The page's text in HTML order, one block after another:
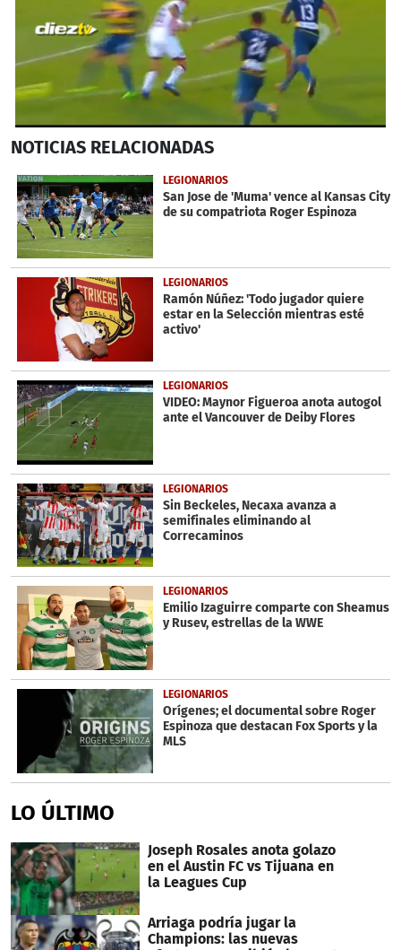
seconds
43
seconds
NOTICIAS RELACIONADAS
LEGIONARIOS
San Jose de 'Muma' vence al Kansas City
de su compatriota Roger Espinoza
LEGIONARIOS
Ramón Núñez: 'Todo jugador quiere
estar en la Selección mientras esté
activo'
LEGIONARIOS
VIDEO: Maynor Figueroa anota autogol
ante el Vancouver de Deiby Flores
LEGIONARIOS
Sin Beckeles, Necaxa avanza a
semifinales eliminando al
Correcaminos
LEGIONARIOS
Emilio Izaguirre comparte con Sheamus
y Rusev, estrellas de la WWE
LEGIONARIOS
Orígenes; el documental sobre Roger
Espinoza que destacan Fox Sports y la
MLS
LO ÚLTIMO
Joseph Rosales anota golazo
en el Austin FC vs Tijuana en
la Leagues Cup
Arriaga podría jugar la
Champions: las nuevas